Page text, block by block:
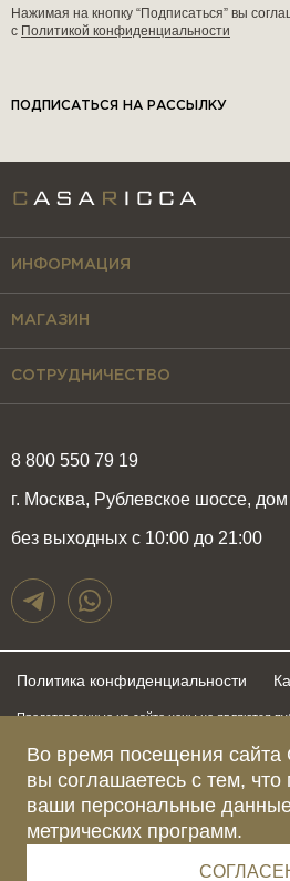
Во время посещения сайта
вы соглашаетесь с тем,
ваши персональные
метрических программ.
Нажимая на кнопку “Подписаться” вы
с Политикой конфиденциальности
ПОДПИСАТЬСЯ НА РАССЫЛКУ
8 800 550 79 19
г. Москва, Рублевское шоссе,
без выходных с 10:00 до 21:00
ИНФОРМАЦИЯ
МАГАЗИН
СОТРУДНИЧЕСТВО
Политика конфиденциальности
Представленные на сайте цены не являются
быть изменены в любое время без
подробной информации о стоимости, сроках и
обращаться к менеджерам по указанным
Зарегистрированное название компании
Адрес Ш. РУБЛЁВСКОЕ, Д. 52А, ПОМЕЩ. I